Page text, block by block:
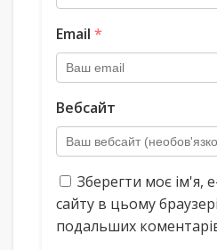
Email *
Вебсайт
Зберегти моє ім'я,
сайту в цьому
подальших